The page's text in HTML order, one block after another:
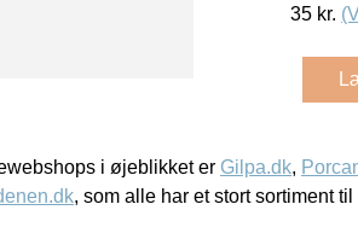
35 kr.
i øjeblikket er Gilpa.dk,
, som alle har et stort sortiment til